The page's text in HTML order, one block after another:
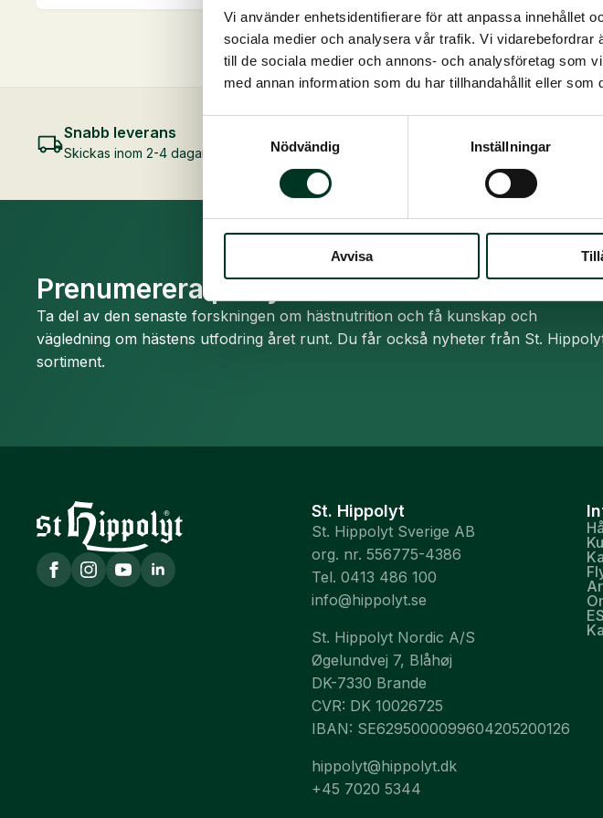
Vi använder enhetsidentifierare för att anpassa innehållet
sociala medier och analysera vår trafik. Vi vidarebefordrar
till de sociala medier och annons- och analysföretag som
med annan information som du har tillhandahållit eller
Nödvändig
Inställningar
Avvisa
produkten
olika
alternativen
väljas
produkten
har
flera
varianter.
alternativen
kan
väljas
på
mängd
Snabb leverans
Skickas inom 2-4 dagar Kontakta oss på 0413
Prenumerera på nyhetsbrev
Ta del av den senaste forskningen om hästnutrition och få kunskap och
vägledning om hästens utfodring året runt. Du får också nyheter från St.
sortiment.
St. Hippolyt
St. Hippolyt Sverige AB
org. nr. 556775-4386
Tel. 0413 486 100
info@hippolyt.se
St. Hippolyt Nordic A/S
Øgelundvej 7, Blåhøj
DK-7330 Brande
CVR: DK 10026725
IBAN: SE6295000099604205200126
hippolyt@hippolyt.dk
+45 7020 5344